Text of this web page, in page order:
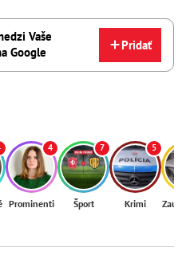
Vaše
Google
Pridať
4
Prominenti
7
Šport
5
Krimi